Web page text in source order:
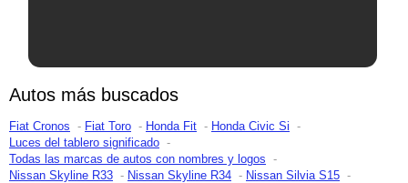
Autos más buscados
Fiat Cronos Fiat Toro Honda Fit
Honda Civic Si
Luces del tablero significado
Todas las marcas de autos con nombres y logos
Nissan Skyline R33
Nissan Skyline R34 Nissan Silvia S15